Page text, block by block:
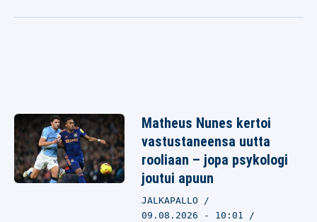
Matheus Nunes kertoi
vastustaneensa uutta
rooliaan – jopa psykologi
joutui apuun
JALKAPALLO
09.08.2026 - 10:01